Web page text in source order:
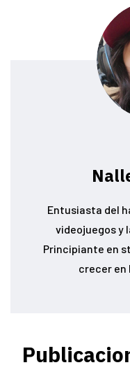
Entusiasta del
videojuegos y
Principiante en
crecer en